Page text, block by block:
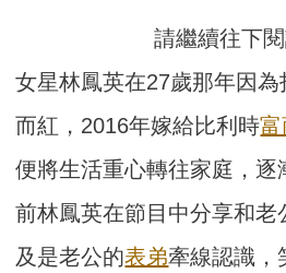
請繼續往下
女星林鳳英在27歲那年因為
而紅，2016年嫁給比利時
便將生活重心轉往家庭，逐
前林鳳英在節目中分享和老
及是老公的表弟牽線認識，